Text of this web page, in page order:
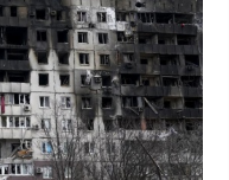
ウクルインフォル
ムについて
コンタクト